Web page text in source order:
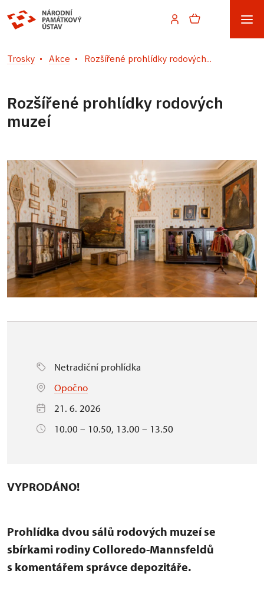
Trosky Akce Rozšířené prohlídky rodových...
Rozšířené prohlídky rodových
muzeí
Netradiční prohlídka
Opočno
21. 6. 2026
10.00 – 10.50, 13.00 – 13.50
VYPRODÁNO!
Prohlídka dvou sálů rodových muzeí se
sbírkami rodiny Colloredo-Mannsfeldů
s komentářem správce depozitáře.